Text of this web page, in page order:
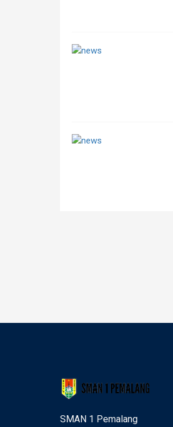
SMAN 1 Pemalang